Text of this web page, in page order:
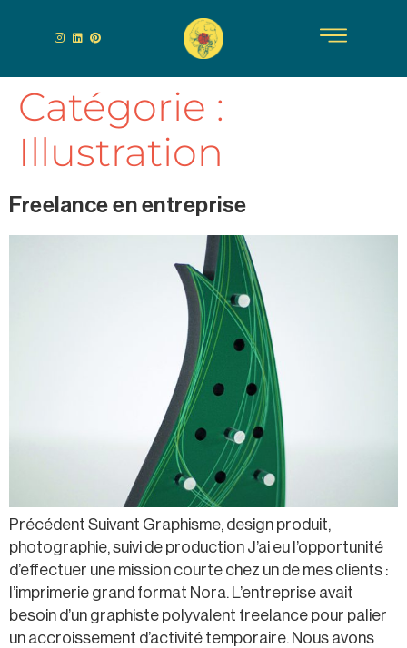
Catégorie :
Illustration
Freelance en entreprise
Précédent Suivant Graphisme, design produit,
photographie, suivi de production J’ai eu l’opportunité
d’effectuer une mission courte chez un de mes clients :
l’imprimerie grand format Nora. L’entreprise avait
besoin d’un graphiste polyvalent freelance pour palier
un accroissement d’activité temporaire. Nous avons